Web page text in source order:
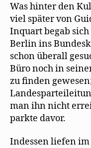
Was hinter den
viel später von
Inquart begab
Berlin ins
schon überall
Büro noch in
zu finden
man ihn nicht
parkte davor.
Indessen liefen